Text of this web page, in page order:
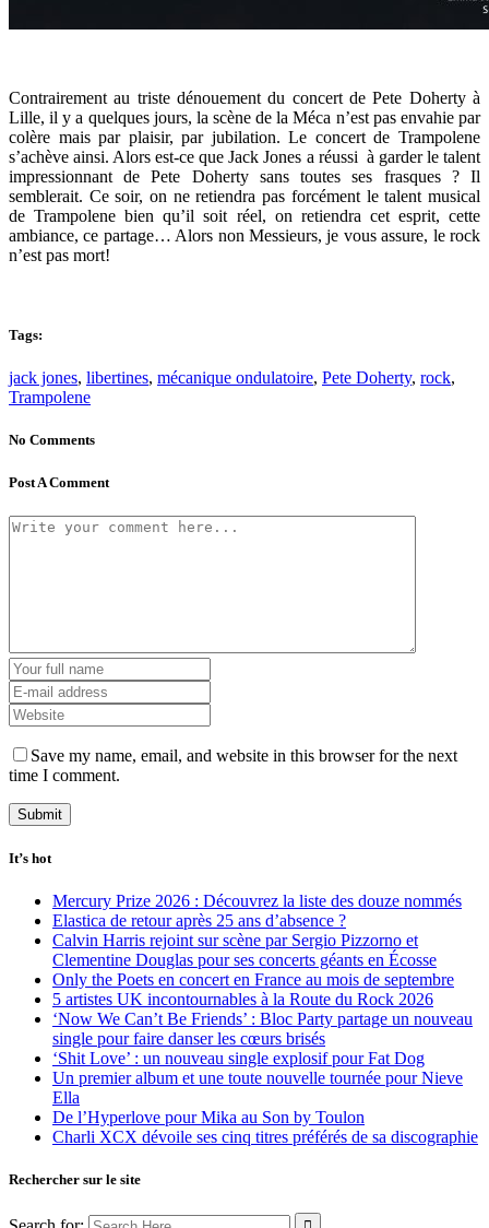
Contrairement au triste dénouement du concert de Pete Doherty à
Lille, il y a quelques jours, la scène de la Méca n’est pas envahie par
colère mais par plaisir, par jubilation. Le concert de Trampolene
s’achève ainsi. Alors est-ce que Jack Jones a réussi à garder le talent
impressionnant de Pete Doherty sans toutes ses frasques ? Il
semblerait. Ce soir, on ne retiendra pas forcément le talent musical
de Trampolene bien qu’il soit réel, on retiendra cet esprit, cette
ambiance, ce partage… Alors non Messieurs, je vous assure, le rock
n’est pas mort!
Tags:
jack jones, libertines, mécanique ondulatoire, Pete Doherty, rock,
Trampolene
No Comments
Post A Comment
Save my name, email, and website in this browser for the next
time I comment.
It’s hot
Mercury Prize 2026 : Découvrez la liste des douze nommés
Elastica de retour après 25 ans d’absence ?
Calvin Harris rejoint sur scène par Sergio Pizzorno et
Clementine Douglas pour ses concerts géants en Écosse
Only the Poets en concert en France au mois de septembre
5 artistes UK incontournables à la Route du Rock 2026
‘Now We Can’t Be Friends’ : Bloc Party partage un nouveau
single pour faire danser les cœurs brisés
‘Shit Love’ : un nouveau single explosif pour Fat Dog
Un premier album et une toute nouvelle tournée pour Nieve
Ella
De l’Hyperlove pour Mika au Son by Toulon
Charli XCX dévoile ses cinq titres préférés de sa discographie
Rechercher sur le site